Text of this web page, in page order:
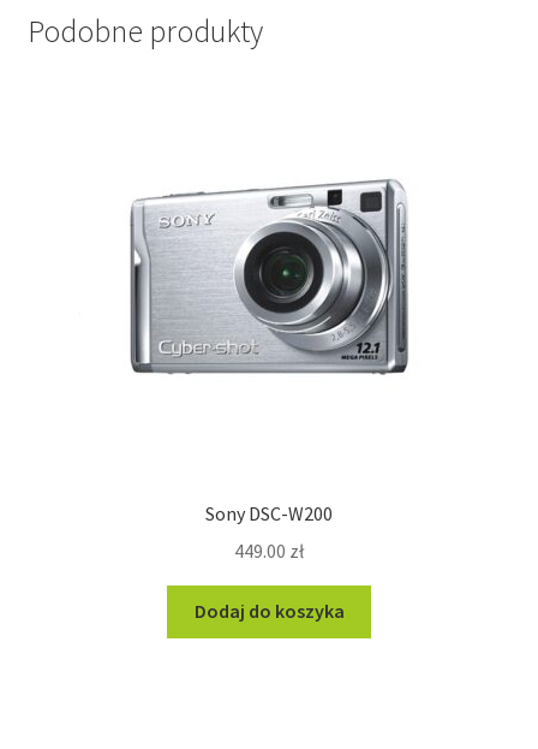
Podobne produkty
Sony DSC-W200
449.00 zł
Dodaj do koszyka